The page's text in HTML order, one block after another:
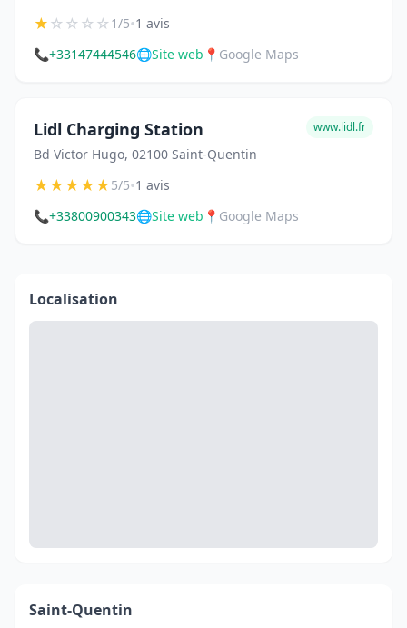
★☆☆☆☆1/5•1 avis
📞+33147444546🌐Site web 📍 Google Maps
Lidl Charging Station
Bd Victor Hugo, 02100 Saint-Quentin
www.lidl.fr
★★★★★5/5•1 avis
📞+33800900343🌐Site web 📍 Google Maps
Localisation
Saint-Quentin